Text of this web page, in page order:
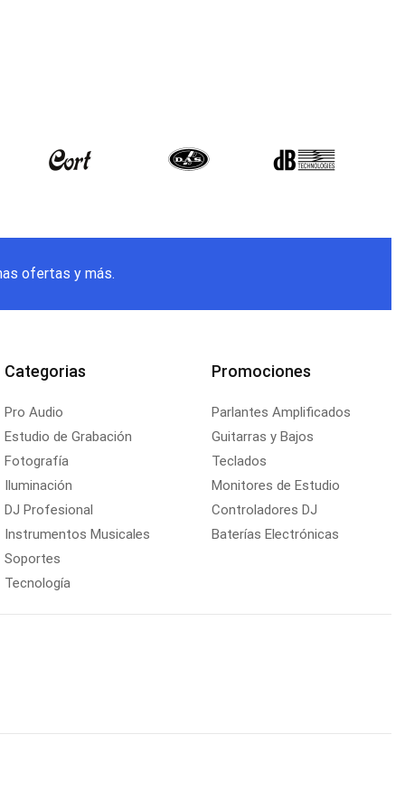
ofertas y más.
Categorias
Pro Audio
Estudio de Grabación
Fotografía
Iluminación
DJ Profesional
Instrumentos Musicales
Soportes
Tecnología
Promociones
Parlantes Amplificados
Guitarras y Bajos
Teclados
Monitores de Estudio
Controladores DJ
Baterías Electrónicas